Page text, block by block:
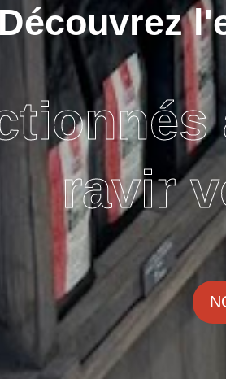
Découvrez
ravir